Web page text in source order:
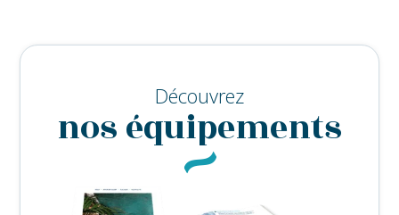
Découvrez
nos équipements